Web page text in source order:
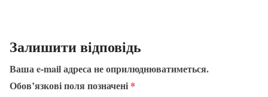
Залишити відповідь
Ваша e-mail адреса не оприлюднюватиметься.
Обов’язкові поля позначені *